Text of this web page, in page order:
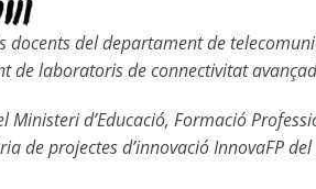
docents del departament de
de laboratoris de connectivitat
d’Educació, Formació
de projectes d’innovació InnovaFP